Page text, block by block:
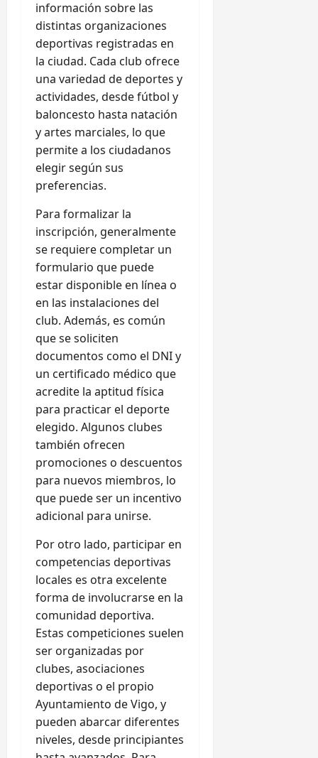
información sobre las
distintas organizaciones
deportivas registradas en
la ciudad. Cada club ofrece
una variedad de deportes y
actividades, desde fútbol y
baloncesto hasta natación
y artes marciales, lo que
permite a los ciudadanos
elegir según sus
preferencias.
Para formalizar la
inscripción, generalmente
se requiere completar un
formulario que puede
estar disponible en línea o
en las instalaciones del
club. Además, es común
que se soliciten
documentos como el DNI y
un certificado médico que
acredite la aptitud física
para practicar el deporte
elegido. Algunos clubes
también ofrecen
promociones o descuentos
para nuevos miembros, lo
que puede ser un incentivo
adicional para unirse.
Por otro lado, participar en
competencias deportivas
locales es otra excelente
forma de involucrarse en la
comunidad deportiva.
Estas competiciones suelen
ser organizadas por
clubes, asociaciones
deportivas o el propio
Ayuntamiento de Vigo, y
pueden abarcar diferentes
niveles, desde principiantes